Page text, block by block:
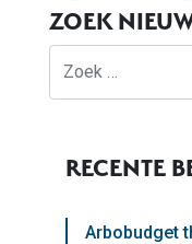
ZOEK
RECENTE
Arbobudget